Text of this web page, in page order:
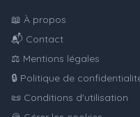
📖 À propos
📬 Contact
⚖️ Mentions légales
🔒 Politique de
📜 Conditions d'utilisation